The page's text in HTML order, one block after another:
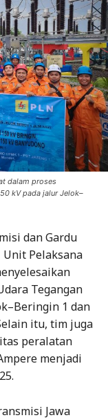
dalam proses
kV pada jalur Jelok–
dan Gardu
Unit Pelaksana
Tegangan
1 dan
itu, tim juga
peralatan
menjadi
Jawa